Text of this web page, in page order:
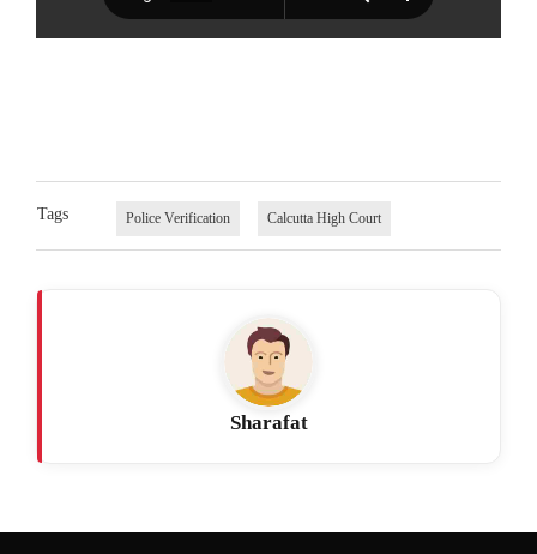
Tags Police Verification Calcutta High Court
Sharafat